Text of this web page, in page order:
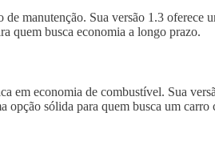
manutenção. Sua versão 1.3 oferece
quem busca economia a longo prazo.
em economia de combustível. Sua
sólida para quem busca um carro